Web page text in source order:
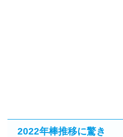
2022年棒推移に驚き